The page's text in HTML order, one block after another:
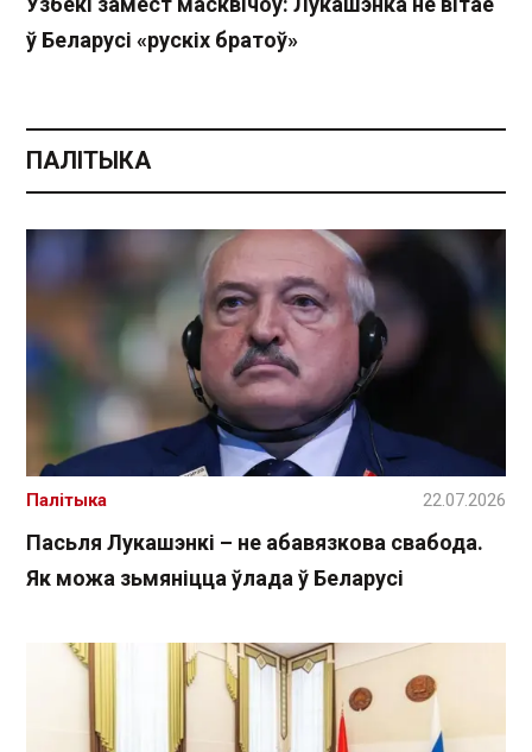
ў Беларусі «рускіх братоў»
ПАЛІТЫКА
Пасьля Лукашэнкі – не абавязкова свабода.
Як можа зьмяніцца ўлада ў Беларусі
Палітыка 22.07.2026